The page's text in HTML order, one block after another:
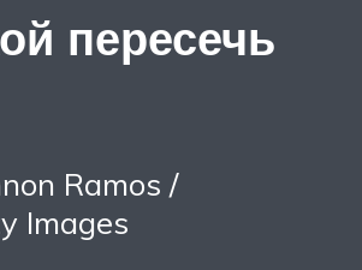
пересечь
Ramos /
Images